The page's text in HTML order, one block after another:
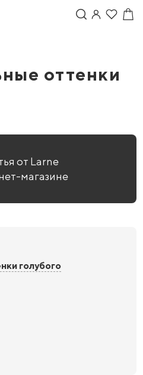
оттенки
от Larne
магазине
голубого